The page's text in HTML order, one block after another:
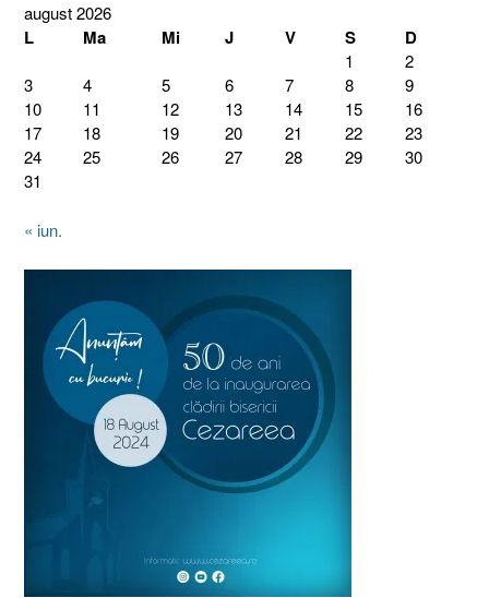
august 2026
L Ma Mi J V S D
1
2
3
4 5 6 7 8
9
10
11 12 13 14 15
16
17
18 19 20 21 22
23
24
25 26 27 28 29
30
31
« iun.